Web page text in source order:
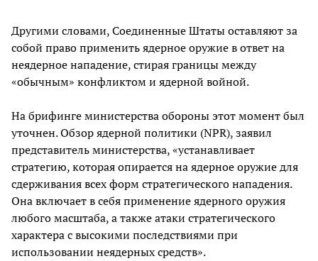
Другими словами, Соединенные Штаты оставляют за
собой право применить ядерное оружие в ответ на
неядерное нападение, стирая границы между
«обычным» конфликтом и ядерной войной.
На брифинге министерства обороны этот момент был
уточнен. Обзор ядерной политики (NPR), заявил
представитель министерства, «устанавливает
стратегию, которая опирается на ядерное оружие для
сдерживания всех форм стратегического нападения.
Она включает в себя применение ядерного оружия
любого масштаба, а также атаки стратегического
характера с высокими последствиями при
использовании неядерных средств».